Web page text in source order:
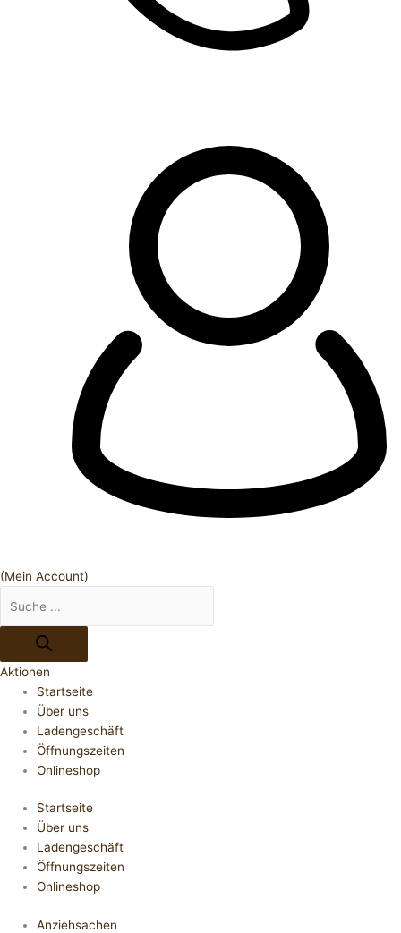
(Mein Account)
Aktionen
Startseite
Über uns
Ladengeschäft
Öffnungszeiten
Onlineshop
Startseite
Über uns
Ladengeschäft
Öffnungszeiten
Onlineshop
Anziehsachen